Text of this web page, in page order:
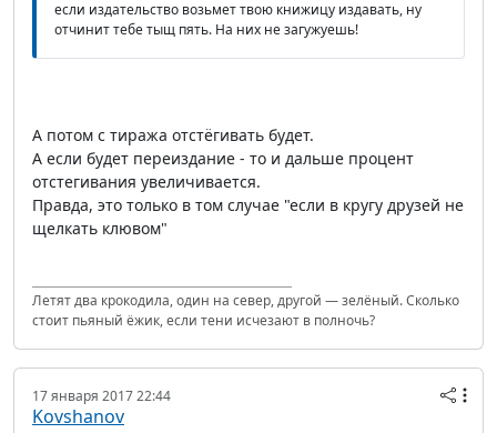
если издательство возьмет твою книжицу издавать, ну
отчинит тебе тыщ пять. На них не загужуешь!
А потом с тиража отстёгивать будет.
А если будет переиздание - то и дальше процент
отстегивания увеличивается.
Правда, это только в том случае "если в кругу друзей не
щелкать клювом"
Летят два крокодила, один на север, другой — зелёный. Сколько
стоит пьяный ёжик, если тени исчезают в полночь?
17 января 2017 22:44
Kovshanov